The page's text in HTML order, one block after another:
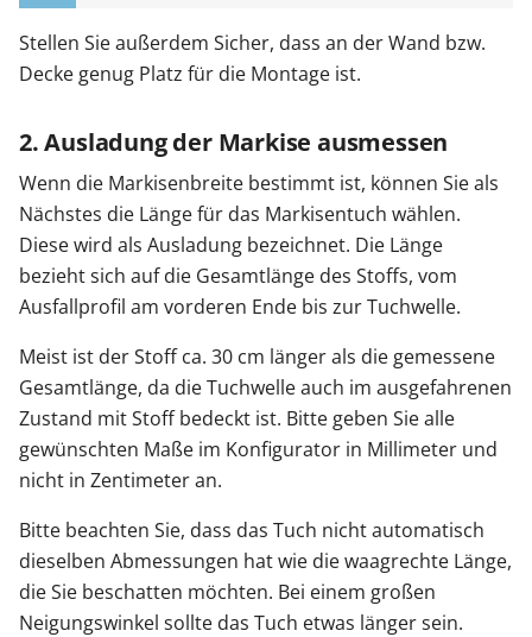
Stellen Sie außerdem Sicher, dass an der Wand bzw.
Decke genug Platz für die Montage ist.
2. Ausladung der Markise ausmessen
Wenn die Markisenbreite bestimmt ist, können Sie als
Nächstes die Länge für das Markisentuch wählen.
Diese wird als Ausladung bezeichnet. Die Länge
bezieht sich auf die Gesamtlänge des Stoffs, vom
Ausfallprofil am vorderen Ende bis zur Tuchwelle.
Meist ist der Stoff ca. 30 cm länger als die gemessene
Gesamtlänge, da die Tuchwelle auch im ausgefahrenen
Zustand mit Stoff bedeckt ist. Bitte geben Sie alle
gewünschten Maße im Konfigurator in Millimeter und
nicht in Zentimeter an.
Bitte beachten Sie, dass das Tuch nicht automatisch
dieselben Abmessungen hat wie die waagrechte Länge,
die Sie beschatten möchten. Bei einem großen
Neigungswinkel sollte das Tuch etwas länger sein.